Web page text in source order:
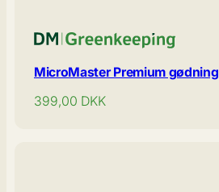
MicroMaster Premium gødning
Normal
399,00 DKK